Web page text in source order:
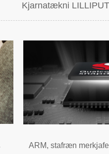
Kjarnatækni
ARM, stafræn